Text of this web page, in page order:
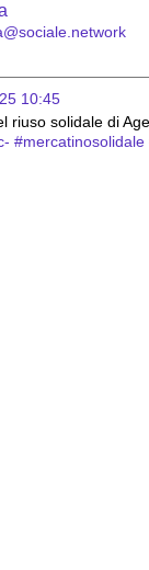
10:45
#mercatinosolidale